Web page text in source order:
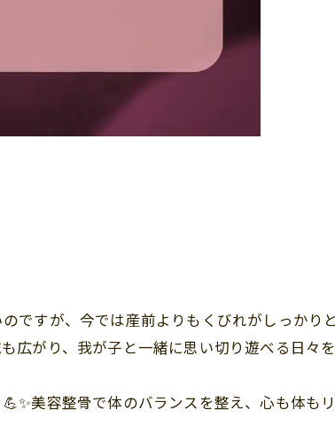
ですが、今では産前よりもくびれがしっかり
広がり、我が子と一緒に思い切り遊べる日々を
美容整骨で体のバランスを整え、心も体も